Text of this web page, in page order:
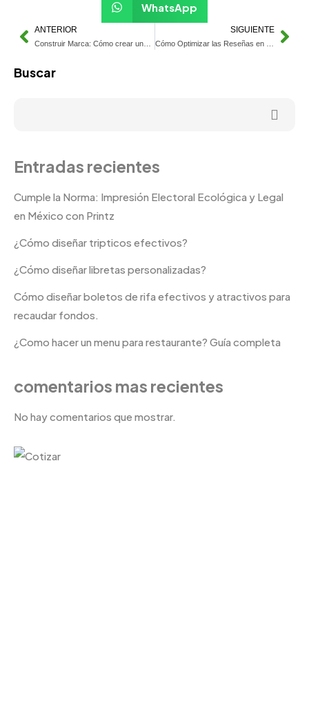
WhatsApp
ANTERIOR
Construir Marca: Cómo crear una identidad de Marca y ganar Relevancia
SIGUIENTE
Cómo Optimizar las Reseñas en Línea para una Investigación de Mercado Efectiva
Buscar
Entradas recientes
Cumple la Norma: Impresión Electoral Ecológica y Legal
en México con Printz
¿Cómo diseñar tripticos efectivos?
¿Cómo diseñar libretas personalizadas?
Cómo diseñar boletos de rifa efectivos y atractivos para
recaudar fondos.
¿Como hacer un menu para restaurante? Guía completa
comentarios mas recientes
No hay comentarios que mostrar.